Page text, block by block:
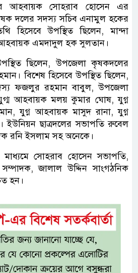
আহবায়ক সোহরাব হোসেন এর
দলের সদস্য সচিব এনামুল হকের
হিসেবে উপস্থিত ছিলেন, মান্দা
এমদাদুল হক সুলতান।
ছিলেন, উপজেলা কৃষকদলের
বিশেষ হিসেবে উপস্থিত ছিলেন,
ফজলুর রহমান বাবুল, উপজেলা
আহবায়ক মলয় কুমার ঘোষ, যুগ্ন
যুগ্ন আহবায়ক মাসুদ রানা, যুগ্ন
ছাত্রদলের সভাপতি রুবেল
রনি ইসলাম সহ অনেকে।
মাধ্যমে সোহরাব হোসেন সভাপতি,
জালাল উদ্দিন সাংগঠনিক
হন।